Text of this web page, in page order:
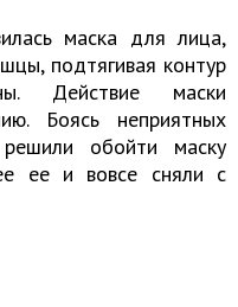
маска для лица,
подтягивая контур
Действие маски
Боясь неприятных
обойти маску
ее и вовсе сняли с